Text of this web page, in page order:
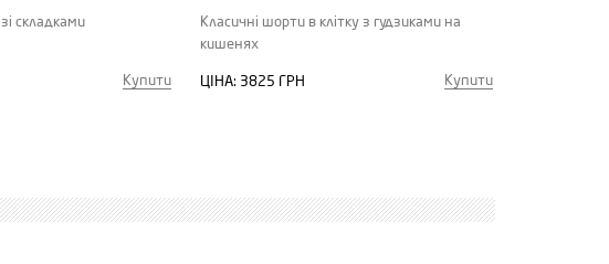
складками
Купити
Класичні шорти в клітку з гудзиками на
кишенях
ЦІНА: 3825 ГРН Купити